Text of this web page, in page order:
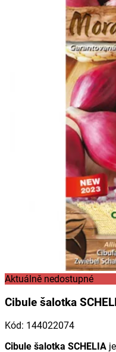
Aktuálně nedostupné
Cibule šalotka
Kód: 144022074
Cibule šalotka SCHELIA je